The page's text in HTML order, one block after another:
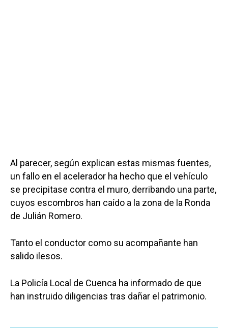
Al parecer, según explican estas mismas fuentes,
un fallo en el acelerador ha hecho que el vehículo
se precipitase contra el muro, derribando una parte,
cuyos escombros han caído a la zona de la Ronda
de Julián Romero.
Tanto el conductor como su acompañante han
salido ilesos.
La Policía Local de Cuenca ha informado de que
han instruido diligencias tras dañar el patrimonio.